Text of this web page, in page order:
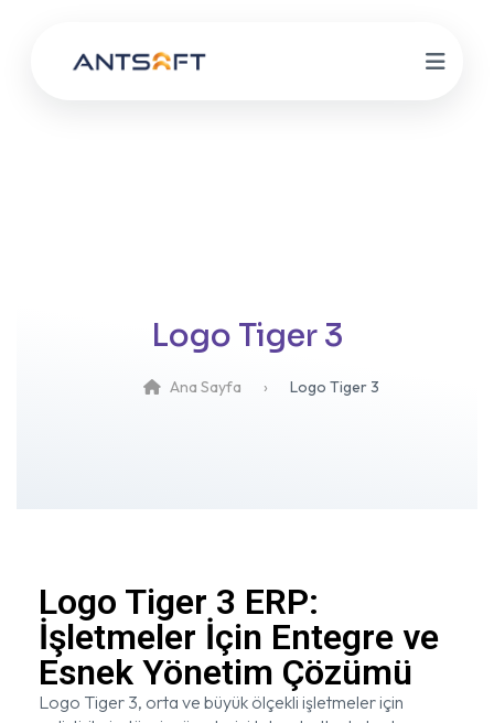
Logo Tiger 3
Ana Sayfa Logo Tiger 3
Logo Tiger 3 ERP:
İşletmeler İçin Entegre ve
Esnek Yönetim Çözümü
Logo Tiger 3, orta ve büyük ölçekli işletmeler için